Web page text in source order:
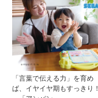
「言葉で伝える力」を育め
ば、イヤイヤ期もすっきり！